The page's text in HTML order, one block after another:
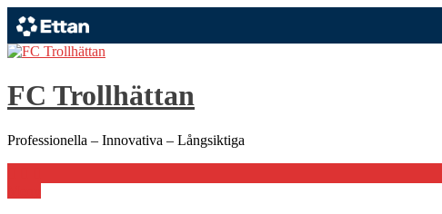
Hoppa
till
innehåll
FC Trollhättan
Professionella – Innovativa – Långsiktiga